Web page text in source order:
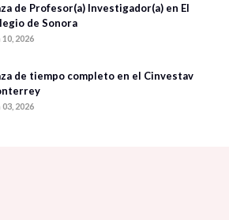
de Profesor(a) Investigador(a) en El
de Sonora
10, 2026
de tiempo completo en el Cinvestav
03, 2026